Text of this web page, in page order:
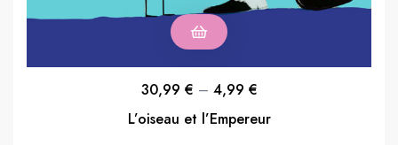
L’oiseau et l’Empereur
4,99 €
–
30,99 €